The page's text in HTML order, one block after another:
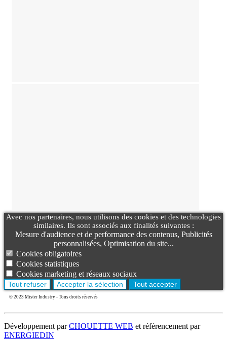
Avec nos partenaires, nous utilisons des cookies et des technologies
similaires. Ils sont associés aux finalités suivantes :
Mesure d'audience et de performance des contenus, Publicités
personnalisées, Optimisation du site...
Cookies obligatoires
Cookies statistiques
Cookies marketing et réseaux sociaux
Tout refuser Accepter la sélection Tout accepter
© 2023 Mister Industry - Tous droits réservés
Développement parCHOUETTE WEB et référencement par
ENERGIEDIN